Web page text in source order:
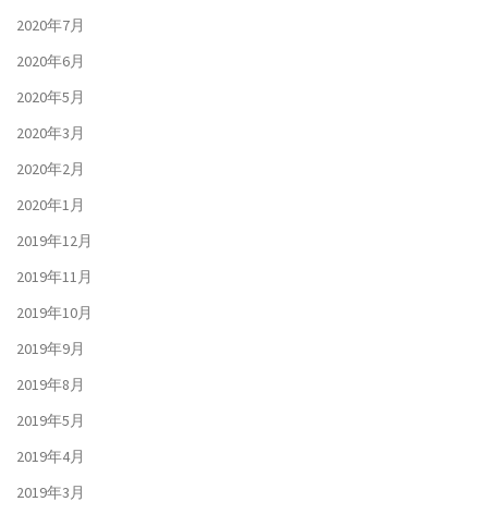
2020年7月
2020年6月
2020年5月
2020年3月
2020年2月
2020年1月
2019年12月
2019年11月
2019年10月
2019年9月
2019年8月
2019年5月
2019年4月
2019年3月